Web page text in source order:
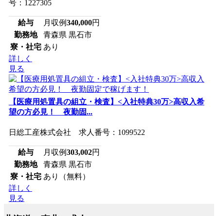
号：1227305
給与 月収例340,000円
勤務地
青森県 黒石市
寮・社宅 あり
詳しく
見る
【医療用処置具の組立・検査】<入社特典30万>高収入希
望の方必見！ 夜勤固...
日総工産株式会社 求人番号：1099522
給与 月収例303,002円
勤務地
青森県 黒石市
寮・社宅 あり（無料）
詳しく
見る